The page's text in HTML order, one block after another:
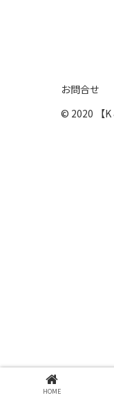
お問合せ
© 2020 【K
HOME